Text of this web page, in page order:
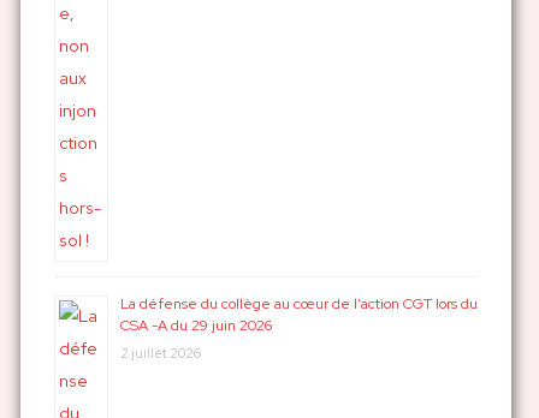
La défense du collège au cœur de l’action CGT lors du
CSA -A du 29 juin 2026
2 juillet 2026